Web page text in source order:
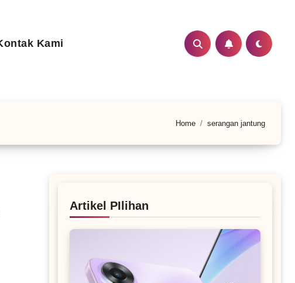
Kami
Home serangan jantung
Artikel PIlihan